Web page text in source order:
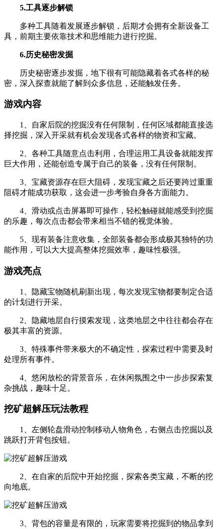
5.工具逐步解锁
多种工具随着发展逐步解锁，后期才会拥有全新设备工
具，前期主要依靠技术和思维能力进行挖掘。
6.历史秘密发掘
历史秘密逐步发掘，地下很有可能隐藏着各式各样的秘
密，深入探查就能了解到众多信息，还能触发任务。
游戏内容
1、自家后院的挖掘没有任何限制，任何区域都能直接选
择挖掘，深入开采就有机会发现各式各样的物资和宝藏。
2、各种工具随意点击利用，合理运用工具设备就能发挥
巨大作用，还能创造专属于自己的装备，没有任何限制。
3、宝藏资源存在巨大阻碍，发现宝藏之后还要跨过重重
阻碍才能成功获取，这会进一步考验自身各方面能力。
4、滑动或点击屏幕即可操作，轻松触碰就能感受到挖掘
的乐趣，每次点击都会带来相当不错的视觉体验。
5、现有装备注意收集，全部装备都会形成极其独特的功
能作用，可以大大提高整体挖掘效率，趣味性极强。
游戏亮点
1、隐藏宝物随机刷新出现，每次发现宝物都要制定合适
的计划进行开采。
2、隐藏地层自行摸索发现，这类地层之中往往都会存在
极其丰富的资源。
3、特殊事件带来极大的不确定性，探索过程中需要及时
处理所有事件。
4、悠闲放松的背景音乐，在休闲氛围之中一步步探索复
杂挑战，趣味十足。
挖矿超解压玩法教程
1、左侧轮盘滑动控制移动人物角色，右侧点击挖掘以及
跳跃打开背包按钮。
2、在自家的后院中开始挖掘，探索各类宝藏，不断的挖
向地底。
3、背包的容量是有限的，玩家需要将挖掘到的物品拿到